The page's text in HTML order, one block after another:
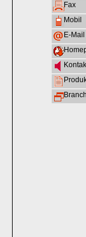
Fax
Mobil
E-Mail